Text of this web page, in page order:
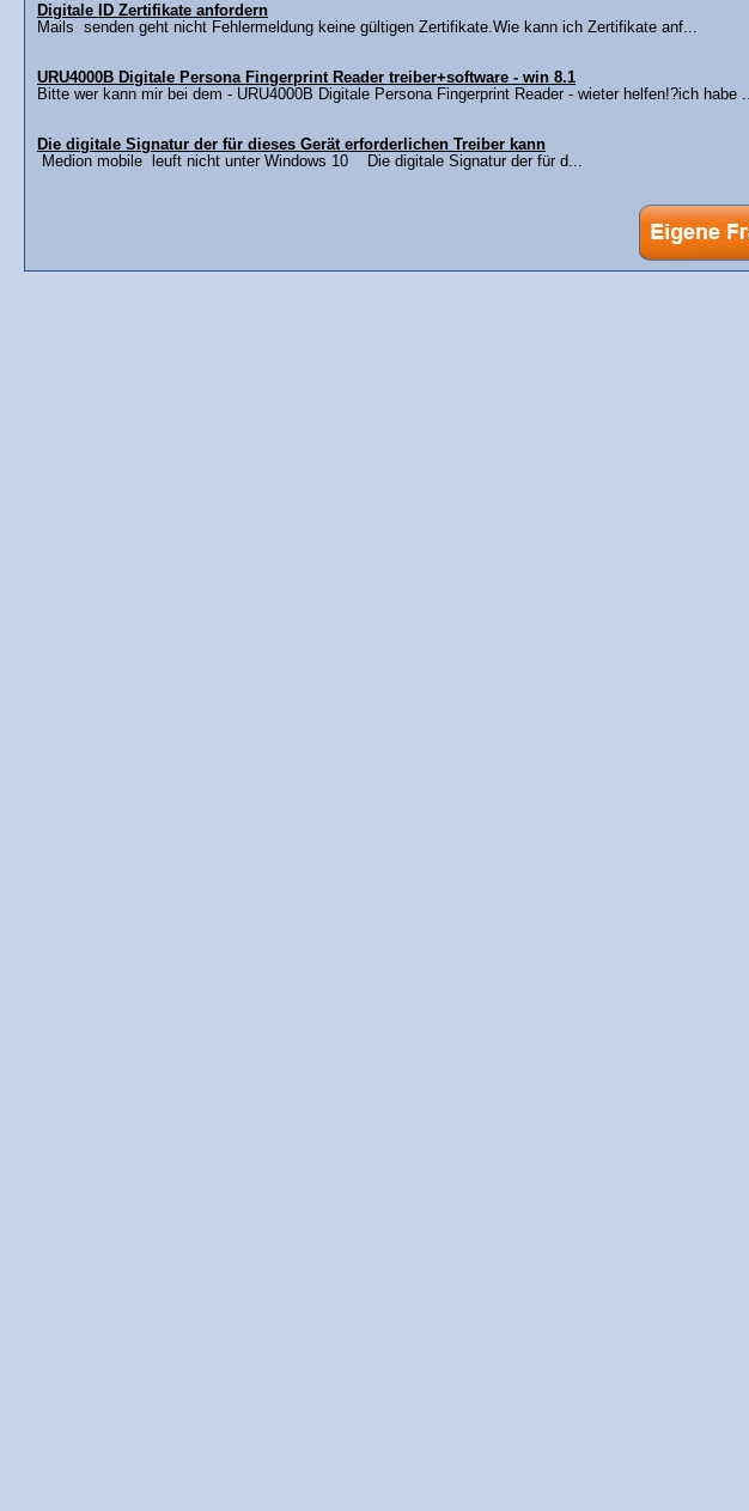
Digitale ID Zertifikate anfordern
Mails senden geht nicht Fehlermeldung keine gültigen Zertifikate.Wie kann ich Zertifikate anf...
URU4000B Digitale Persona Fingerprint Reader treiber+software - win 8.1
Bitte wer kann mir bei dem - URU4000B Digitale Persona Fingerprint Reader - wieter helfen!?ich habe ...
Die digitale Signatur der für dieses Gerät erforderlichen Treiber kann
Medion mobile leuft nicht unter Windows 10 Die digitale Signatur der für d...